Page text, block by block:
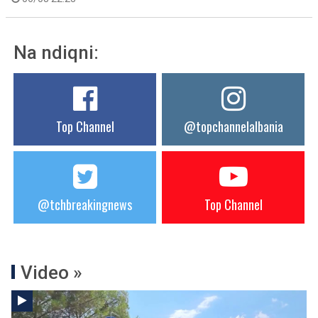
Na ndiqni:
Top Channel @topchannelalbania
@tchbreakingnews Top Channel
Video »